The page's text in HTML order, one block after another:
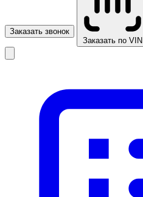
Заказать звонок
Заказать по VIN